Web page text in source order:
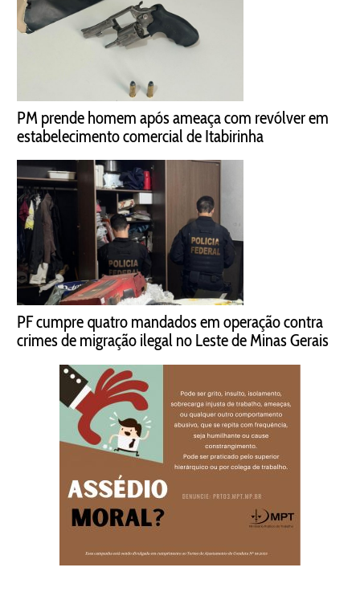
PM prende homem após ameaça com revólver em
estabelecimento comercial de Itabirinha
PF cumpre quatro mandados em operação contra
crimes de migração ilegal no Leste de Minas Gerais